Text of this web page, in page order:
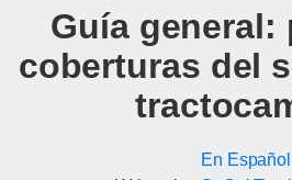
Guía general:
coberturas del
En Español